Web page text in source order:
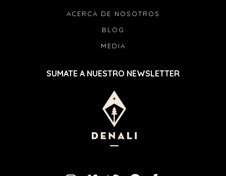
ACERCA DE NOSOTROS
BLOG
MEDIA
SUMATE A NUESTRO NEWSLETTER